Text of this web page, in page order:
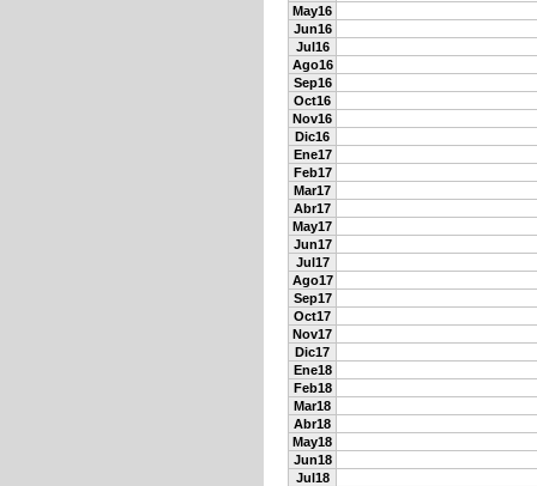
May16
Jun16
Jul16
Ago16
Sep16
Oct16
Nov16
Dic16
Ene17
Feb17
Mar17
Abr17
May17
Jun17
Jul17
Ago17
Sep17
Oct17
Nov17
Dic17
Ene18
Feb18
Mar18
Abr18
May18
Jun18
Jul18